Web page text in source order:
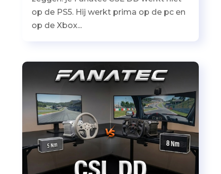
op de PS5. Hij werkt prima op de pc en
op de Xbox...